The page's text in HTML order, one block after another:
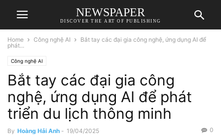
NEWSPAPER
DISCOVER THE ART OF PUBLISHING
Home Công nghệ AI
Bắt tay các đại gia công nghệ, ứng dụng AI để
phát...
Công nghệ AI
Bắt tay các đại gia công
nghệ, ứng dụng AI để phát
triển du lịch thông minh
By Hoàng Hải Anh - 19/04/2025 0